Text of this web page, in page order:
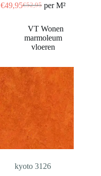
€52,95
Oorspronkelijke
was:
€52,95.
€49,95Huidige
€49,95.
per M²
kyoto 3126